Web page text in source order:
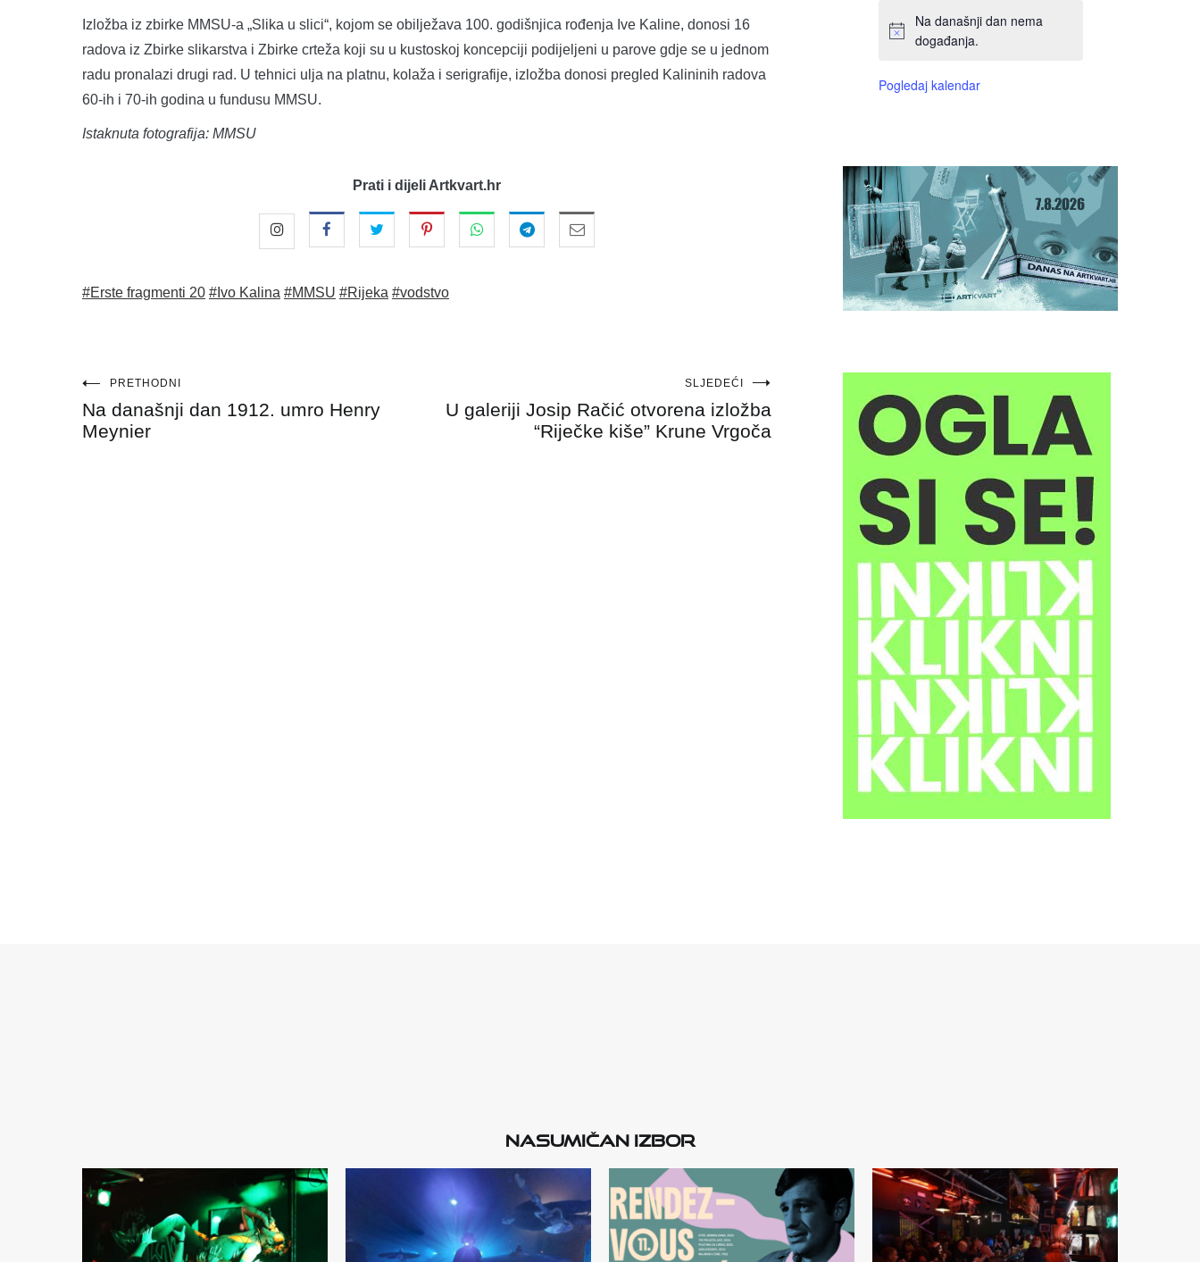
Izložba iz zbirke MMSU-a „Slika u slici“, kojom se obilježava 100. godišnjica rođenja Ive Kaline, donosi 16
radova iz Zbirke slikarstva i Zbirke crteža koji su u kustoskoj koncepciji podijeljeni u parove gdje se u jednom
radu pronalazi drugi rad. U tehnici ulja na platnu, kolaža i serigrafije, izložba donosi pregled Kalininih radova
60-ih i 70-ih godina u fundusu MMSU.
Istaknuta fotografija: MMSU
Prati i dijeli Artkvart.hr
#Erste fragmenti 20 #Ivo Kalina #MMSU #Rijeka #vodstvo
Navigacija
objava
PRETHODNI
Na današnji dan 1912. umro Henry
Meynier
SLJEDEĆI
U galeriji Josip Račić otvorena izložba
“Riječke kiše” Krune Vrgoča
Na današnji dan nema
događanja.
Pogledaj kalendar
Nasumičan izbor